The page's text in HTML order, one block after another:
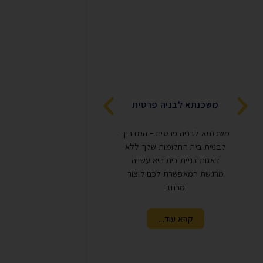
משכנתא לבניה פרטית
משכנתא לבניה פרטית – המדריך
לבניית בית החלומות שלך ללא
דאגות בניית בית היא עשייה
מרגשת המאפשרת לכם ליצור
מרחב
קרא עוד...